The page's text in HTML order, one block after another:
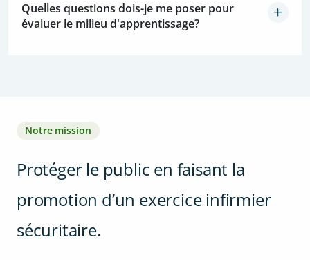
Quelles questions dois-je me poser pour
évaluer le milieu d'apprentissage?
Notre mission
Protéger le public en faisant la
promotion d’un exercice infirmier
sécuritaire.